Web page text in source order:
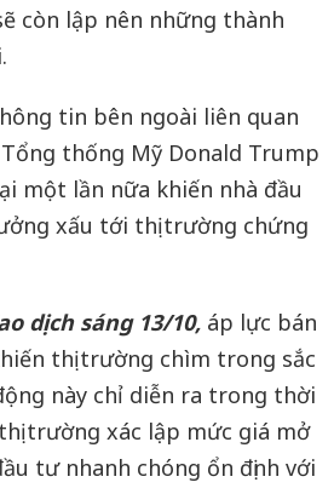
còn lập nên những thành
tin bên ngoài liên quan
thống Mỹ Donald Trump
một lần nữa khiến nhà đầu
xấu tới thị trường chứng
dịch sáng 13/10, áp lực bán
thị trường chìm trong sắc
này chỉ diễn ra trong thời
trường xác lập mức giá mở
tư nhanh chóng ổn định với